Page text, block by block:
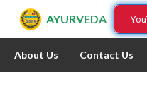
AYURVEDA
About Us Contact Us